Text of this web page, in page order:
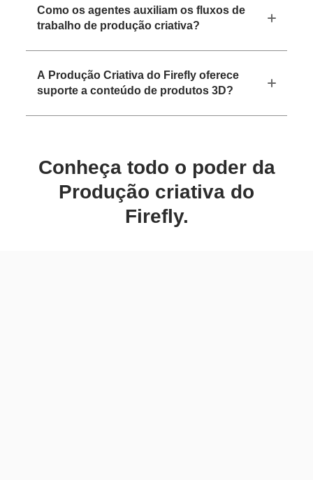
Como os agentes auxiliam os fluxos de
trabalho de produção criativa?
A Produção Criativa do Firefly oferece
suporte a conteúdo de produtos 3D?
Conheça todo o poder da
Produção criativa do
Firefly.